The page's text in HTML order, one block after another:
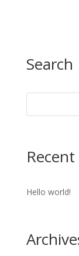
Search
Hello world!